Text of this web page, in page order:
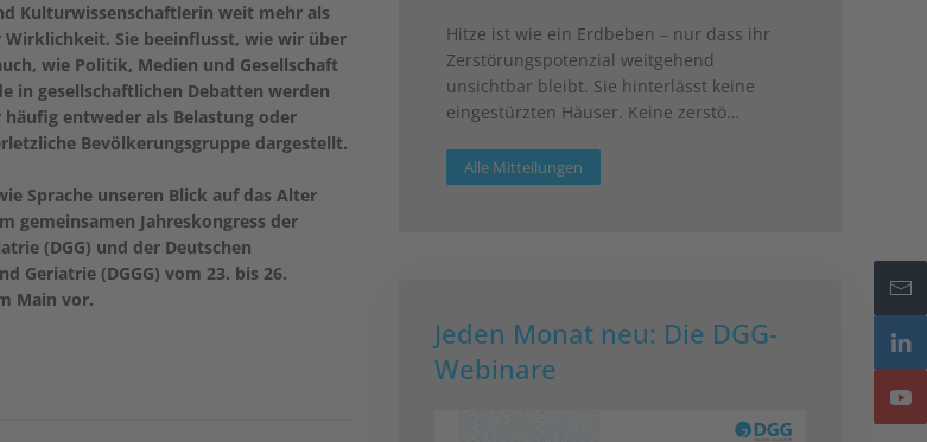
Kulturwissenschaftlerin weit mehr als
Sie beeinflusst, wie wir über
wie Politik, Medien und Gesellschaft
in gesellschaftlichen Debatten werden
entweder als Belastung oder
Bevölkerungsgruppe dargestellt.
Sprache unseren Blick auf das Alter
gemeinsamen Jahreskongress der
(DGG) und der Deutschen
Geriatrie (DGGG) vom 23. bis 26.
Main vor.
Hitze ist wie ein Erdbeben – nur dass ihr
Zerstörungspotenzial weitgehend
unsichtbar bleibt. Sie hinterlässt keine
eingestürzten Häuser. Keine zerstö…
Alle Mitteilungen
Jeden Monat neu: Die DGG-
Webinare